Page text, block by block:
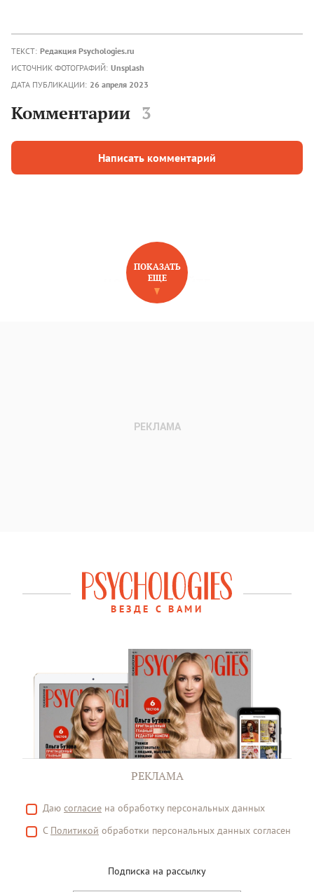
ТЕКСТ: Редакция Psychologies.ru
ИСТОЧНИК ФОТОГРАФИЙ: Unsplash
ДАТА ПУБЛИКАЦИИ: 26 апреля 2023
Комментарии 3
Написать комментарий
НОВОЕ НА САЙТЕ
ПОКАЗАТЬ
ЕЩЕ
ВЕЗДЕ С ВАМИ
РЕКЛАМА
Даю согласие на обработку персональных данных
С Политикой обработки персональных данных согласен
Подписка на рассылку